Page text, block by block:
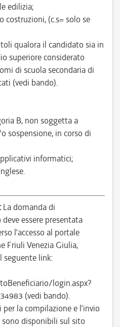
edilizia;
costruzioni, (c.s= solo se
qualora il candidato sia in
superiore considerato
di scuola secondaria di
(vedi bando).
B, non soggetta a
sospensione, in corso di
informatici;
La domanda di
essere presentata
l’accesso al portale
Friuli Venezia Giulia,
seguente link:
login.aspx?
(vedi bando).
la compilazione e l’invio
disponibili sul sito